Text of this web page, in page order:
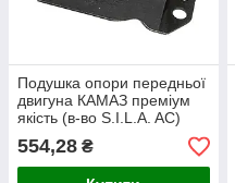
Подушка опори передньої
двигуна КАМАЗ преміум
якість (в-во S.I.L.A. AC)
5320-1001020
554,28 ₴